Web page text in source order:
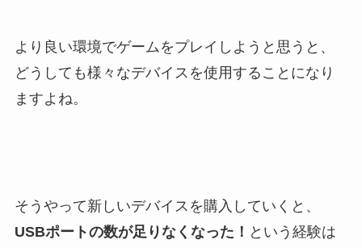
より良い環境でゲームをプレイしようと思うと、
どうしても様々なデバイスを使用することになり
ますよね。
そうやって新しいデバイスを購入していくと、
USBポートの数が足りなくなった！ という経験は